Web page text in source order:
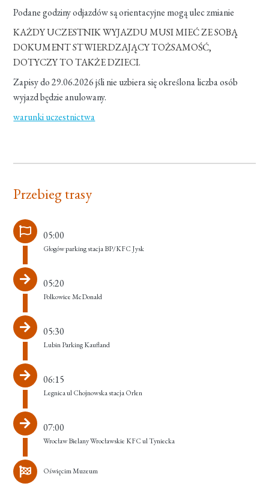
Podane godziny odjazdów są orientacyjne mogą ulec zmianie
KAŻDY UCZESTNIK WYJAZDU MUSI MIEĆ ZE SOBĄ
DOKUMENT STWIERDZAJĄCY TOŻSAMOŚĆ,
DOTYCZY TO TAKŻE DZIECI.
Zapisy do 29.06.2026 jśli nie uzbiera się określona liczba osób
wyjazd będzie anulowany.
warunki uczestnictwa
Przebieg trasy
05:00
Głogów parking stacja BP/KFC Jysk
05:20
Polkowice McDonald
05:30
Lubin Parking Kaufland
06:15
Legnica ul Chojnowska stacja Orlen
07:00
Wrocław Bielany Wrocławskie KFC ul Tyniecka
Oświęcim Muzeum